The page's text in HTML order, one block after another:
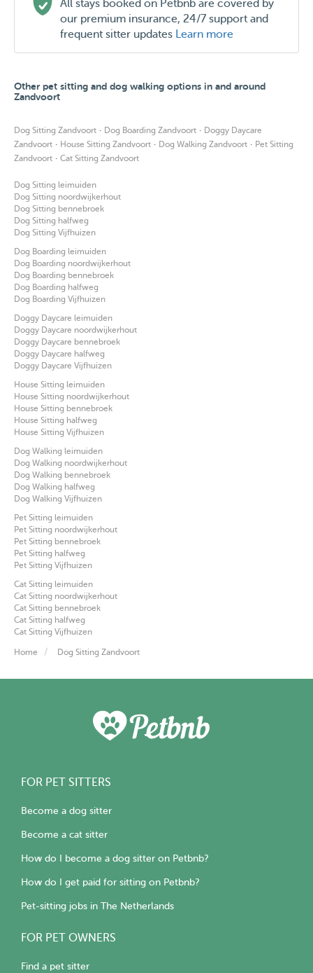
All stays booked on Petbnb are covered by
our premium insurance, 24/7 support and
frequent sitter updates Learn more
Other pet sitting and dog walking options in and around
Zandvoort
Dog Sitting Zandvoort · Dog Boarding Zandvoort · Doggy Daycare
Zandvoort · House Sitting Zandvoort · Dog Walking Zandvoort · Pet Sitting
Zandvoort · Cat Sitting Zandvoort
Dog Sitting leimuiden
Dog Sitting noordwijkerhout
Dog Sitting bennebroek
Dog Sitting halfweg
Dog Sitting Vijfhuizen
Dog Boarding leimuiden
Dog Boarding noordwijkerhout
Dog Boarding bennebroek
Dog Boarding halfweg
Dog Boarding Vijfhuizen
Doggy Daycare leimuiden
Doggy Daycare noordwijkerhout
Doggy Daycare bennebroek
Doggy Daycare halfweg
Doggy Daycare Vijfhuizen
House Sitting leimuiden
House Sitting noordwijkerhout
House Sitting bennebroek
House Sitting halfweg
House Sitting Vijfhuizen
Dog Walking leimuiden
Dog Walking noordwijkerhout
Dog Walking bennebroek
Dog Walking halfweg
Dog Walking Vijfhuizen
Pet Sitting leimuiden
Pet Sitting noordwijkerhout
Pet Sitting bennebroek
Pet Sitting halfweg
Pet Sitting Vijfhuizen
Cat Sitting leimuiden
Cat Sitting noordwijkerhout
Cat Sitting bennebroek
Cat Sitting halfweg
Cat Sitting Vijfhuizen
Home Dog Sitting Zandvoort
FOR PET SITTERS
Become a dog sitter
Become a cat sitter
How do I become a dog sitter on Petbnb?
How do I get paid for sitting on Petbnb?
Pet-sitting jobs in The Netherlands
FOR PET OWNERS
Find a pet sitter